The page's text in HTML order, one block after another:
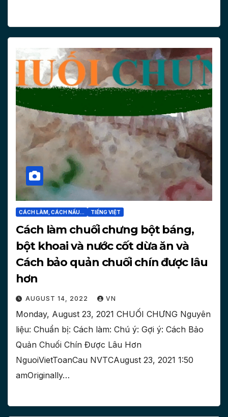
CÁCH LÀM, CÁCH NẤU... TIẾNG VIỆT
Cách làm chuối chưng bột báng,
bột khoai và nước cốt dừa ăn và
Cách bảo quản chuối chín được lâu
hơn
AUGUST 14, 2022 VN
Monday, August 23, 2021 CHUỐI CHƯNG Nguyên
liệu: Chuẩn bị: Cách làm: Chú ý: Gợi ý: Cách Bảo
Quản Chuối Chín Được Lâu Hơn
NguoiVietToanCau NVTCAugust 23, 2021 1:50
amOriginally…